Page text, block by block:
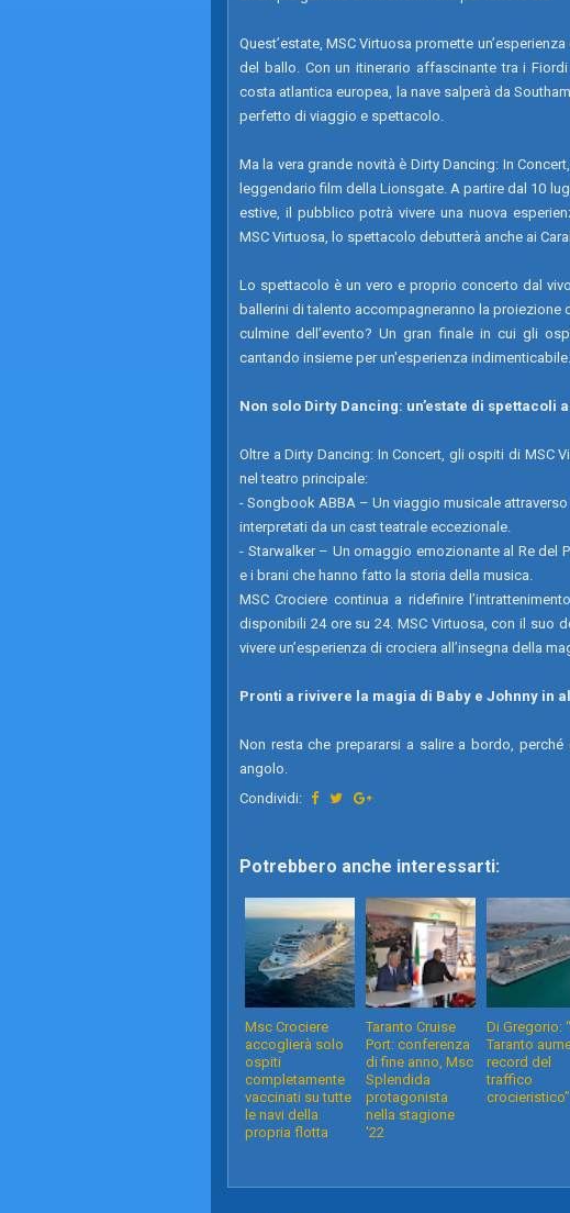
Quest’estate, MSC Virtuosa promette
del ballo. Con un itinerario affascinante tra i
costa atlantica europea, la nave salperà da
perfetto di viaggio e spettacolo.
Ma la vera grande novità è Dirty Dancing: In
leggendario film della Lionsgate. A partire dal 10
estive, il pubblico potrà vivere una nuova
MSC Virtuosa, lo spettacolo debutterà anche ai
Lo spettacolo è un vero e proprio concerto dal
ballerini di talento accompagneranno la
culmine dell’evento? Un gran finale in cui gli
cantando insieme per un'esperienza indimenticabile.
Non solo Dirty Dancing: un’estate di spettacoli
Oltre a Dirty Dancing: In Concert, gli ospiti di MSC
nel teatro principale:
- Songbook ABBA – Un viaggio musicale
interpretati da un cast teatrale eccezionale.
- Starwalker – Un omaggio emozionante al Re del
e i brani che hanno fatto la storia della musica.
MSC Crociere continua a ridefinire
disponibili 24 ore su 24. MSC Virtuosa, con il suo
vivere un’esperienza di crociera all’insegna della
Pronti a rivivere la magia di Baby e Johnny in
Non resta che prepararsi a salire a bordo, perché
angolo.
Condividi:
Potrebbero anche interessarti:
Msc Crociere
accoglierà solo
ospiti
completamente
vaccinati su tutte
le navi della
propria flotta
Taranto Cruise
Port: conferenza
di fine anno, Msc
Splendida
protagonista
nella stagione
'22
Di Gregorio:
Taranto
record del
traffico
crocieristico”